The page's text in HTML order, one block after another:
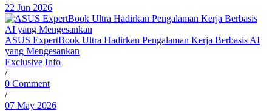
22 Jun 2026
ASUS ExpertBook Ultra Hadirkan Pengalaman Kerja Berbasis AI
yang Mengesankan
Exclusive Info
/
0 Comment
/
07 May 2026